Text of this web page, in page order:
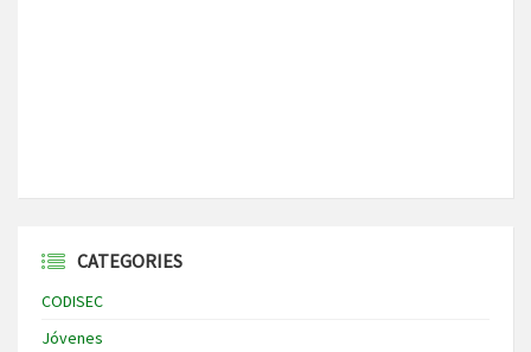
CATEGORIES
CODISEC
Jóvenes